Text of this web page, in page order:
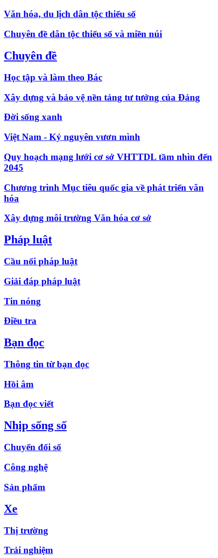
Văn hóa, du lịch dân tộc thiểu số
Chuyên đề dân tộc thiểu số và miền núi
Chuyên đề
Học tập và làm theo Bác
Xây dựng và bảo vệ nền tảng tư tưởng của Đảng
Đời sống xanh
Việt Nam - Kỷ nguyên vươn mình
Quy hoạch mạng lưới cơ sở VHTTDL tầm nhìn đến
2045
Chương trình Mục tiêu quốc gia về phát triển văn
hóa
Xây dựng môi trường Văn hóa cơ sở
Pháp luật
Cầu nối pháp luật
Giải đáp pháp luật
Tin nóng
Điều tra
Bạn đọc
Thông tin từ bạn đọc
Hồi âm
Bạn đọc viết
Nhịp sống số
Chuyển đổi số
Công nghệ
Sản phẩm
Xe
Thị trường
Trải nghiệm